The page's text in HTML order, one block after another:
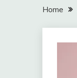
Home